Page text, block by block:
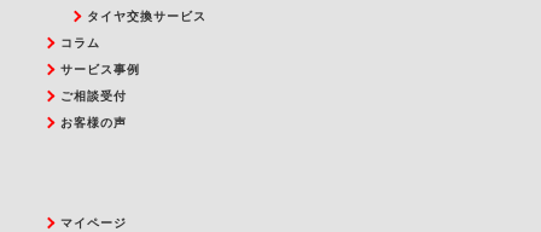
タイヤ交換サービス
コラム
サービス事例
ご相談受付
お客様の声
マイページ